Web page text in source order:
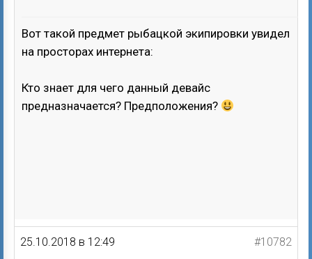
Вот такой предмет рыбацкой экипировки увидел
на просторах интернета:
Кто знает для чего данный девайс
предназначается? Предположения?
25.10.2018 в 12:49 #10782